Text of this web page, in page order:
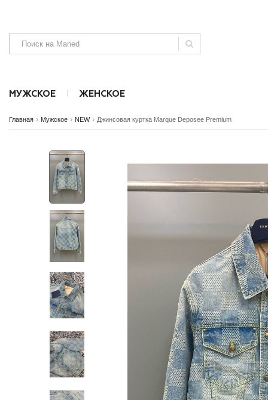
МУЖСКОЕ
SALE NEW Аксессуары Безрукавки Джинсы и
ЖЕНСКОЕ
SALE NEW Аксессуары Джинсы, штаны и шорты
Главная › Мужское › NEW › Джинсовая куртка Marque Deposee Premium